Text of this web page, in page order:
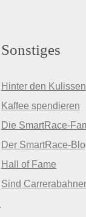
Sonstiges
Hinter den Kulissen
Kaffee spendieren
Die SmartRace-
Der SmartRace-
Hall of Fame
Sind